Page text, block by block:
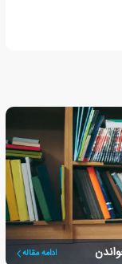
ادامه مقاله